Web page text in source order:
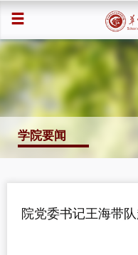
学院要闻
院党委书记王海带